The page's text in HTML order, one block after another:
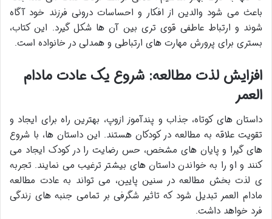
باعث می شود والدین از افکار و احساسات درونی فرزند خود آگاه
شوند و ارتباط عاطفی قوی تری بین آن ها شکل گیرد. این کتاب،
بستری برای پرورش مهارت های ارتباطی و همدلی در خانواده است.
افزایش لذت مطالعه: شروع یک عادت مادام
العمر
داستان های کوتاه، جذاب و پندآموز ازوپ، بهترین راه برای ایجاد و
تقویت علاقه به مطالعه در کودکان هستند. این داستان ها، با شروع
های گیرا و پایان های مشخص، حس رضایت را در کودک ایجاد می
کنند و او را به خواندن داستان های بیشتر ترغیب می نمایند. تجربه
ی لذت بخش مطالعه در سنین پایین، می تواند به عادت مطالعه
مادام العمر تبدیل شود که تاثیر شگرفی بر تمامی جنبه های زندگی
فرد خواهد داشت.